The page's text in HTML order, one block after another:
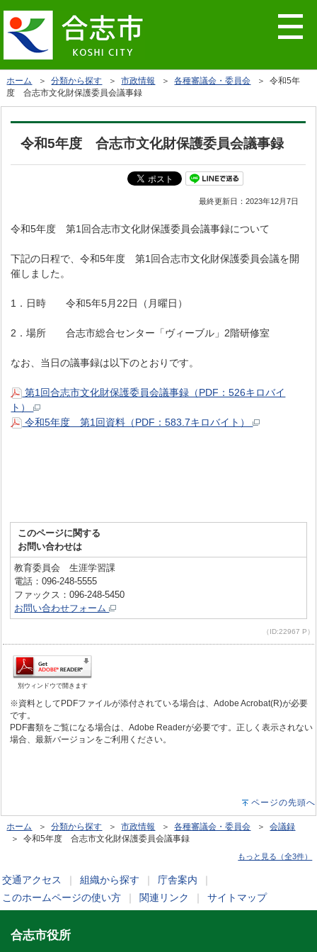
ホーム ＞分類から探す ＞市政情報 ＞各種審議会・委員会 ＞ 令和5年
度 合志市文化財保護委員会議事録
令和5年度 合志市文化財保護委員会議事録
最終更新日：2023年12月7日
令和5年度 第1回合志市文化財保護委員会議事録について
下記の日程で、令和5年度 第1回合志市文化財保護委員会議を開
催しました。
1．日時 令和5年5月22日（月曜日）
2．場所 合志市総合センター「ヴィーブル」2階研修室
なお、当日の議事録は以下のとおりです。
第1回合志市文化財保護委員会議事録（PDF：526キロバイ
ト）
令和5年度 第1回資料（PDF：583.7キロバイト）
このページに関する
お問い合わせは
教育委員会 生涯学習課
電話：096-248-5555
ファックス：096-248-5450
お問い合わせフォーム
（ID:22967 P）
別ウィンドウで開きます
※資料としてPDFファイルが添付されている場合は、Adobe Acrobat(R)が必要
です。
PDF書類をご覧になる場合は、Adobe Readerが必要です。正しく表示されない
場合、最新バージョンをご利用ください。
ページの先頭へ
ホーム ＞分類から探す ＞市政情報 ＞各種審議会・委員会 ＞会議録
＞ 令和5年度 合志市文化財保護委員会議事録
もっと見る（全3件）
交通アクセス 組織から探す 庁舎案内
このホームページの使い方
関連リンク サイトマップ
合志市役所